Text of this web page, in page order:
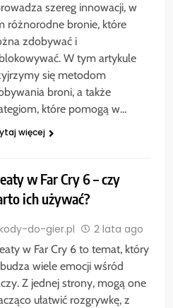
szereg innowacji, w
różnorodne bronie, które
zdobywać i
W tym artykule
się metodom
broni, a także
które pomogą w…
więcej
w Far Cry 6 – czy
ich używać?
do-gier.pl 2 lata ago
w Far Cry 6 to temat, który
wiele emocji wśród
Z jednej strony, mogą one
ułatwić rozgrywkę, z